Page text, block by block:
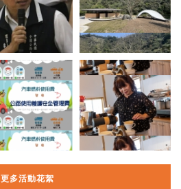
更多活動花絮